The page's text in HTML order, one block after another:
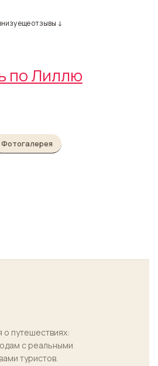
еще отзывы ↓
по Лиллю
Фотогалерея
путешествиях:
с реальными
туристов.